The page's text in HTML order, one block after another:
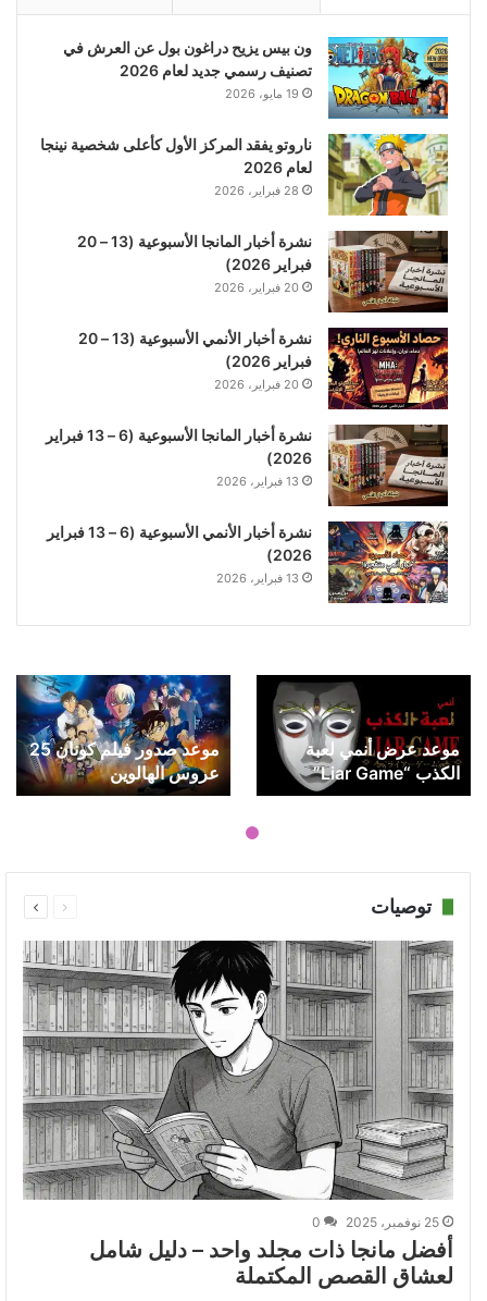
ون بيس يزيح دراغون بول عن العرش في
تصنيف رسمي جديد لعام 2026
19 مايو، 2026
ناروتو يفقد المركز الأول كأعلى شخصية نينجا
لعام 2026
28 فبراير، 2026
نشرة أخبار المانجا الأسبوعية (13 – 20
فبراير 2026)
20 فبراير، 2026
نشرة أخبار الأنمي الأسبوعية (13 – 20
فبراير 2026)
20 فبراير، 2026
نشرة أخبار المانجا الأسبوعية (6 – 13 فبراير
2026)
13 فبراير، 2026
نشرة أخبار الأنمي الأسبوعية (6 – 13 فبراير
2026)
13 فبراير، 2026
موعد عرض أنمي لعبة
الكذب “Liar Game”
المقتبس من المانجا
موعد صدور فيلم كونان 25
عروس الهالوين
توصيات
الصفحة
25 نوفمبر، 2025 0
أفضل مانجا ذات مجلد واحد – دليل شامل
لعشاق القصص المكتملة